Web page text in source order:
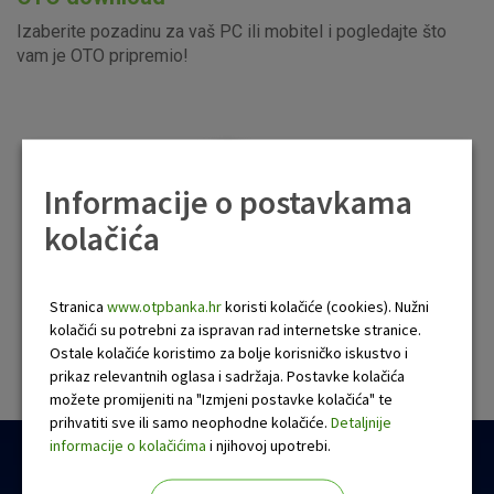
Izaberite pozadinu za vaš PC ili mobitel i pogledajte što
vam je OTO pripremio!
OTO obavijesti i događanja
Informacije o postavkama
kolačića
Stranica www.otpbanka.hrkoristi kolačiće (cookies). Nužni
kolačići su potrebni za ispravan rad internetske stranice.
Ostale kolačiće koristimo za bolje korisničko iskustvo i
prikaz relevantnih oglasa i sadržaja. Postavke kolačića
možete promijeniti na "Izmjeni postavke kolačića" te
prihvatiti sve ili samo neophodne kolačiće. Detaljnije
informacije o kolačićima i njihovoj upotrebi.